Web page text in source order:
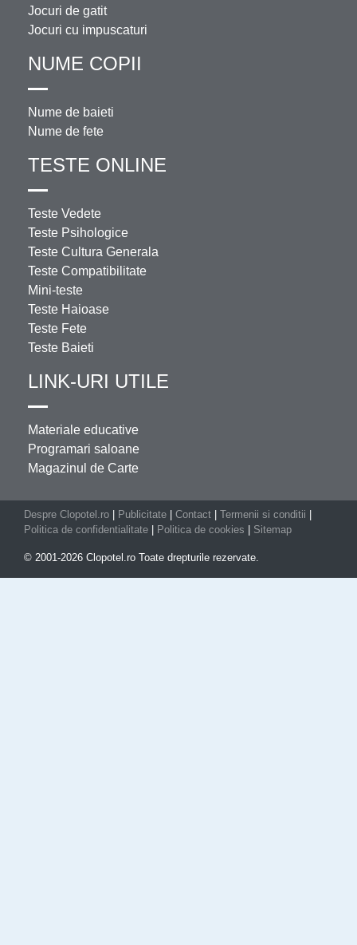
Jocuri de gatit
Jocuri cu impuscaturi
NUME COPII
Nume de baieti
Nume de fete
TESTE ONLINE
Teste Vedete
Teste Psihologice
Teste Cultura Generala
Teste Compatibilitate
Mini-teste
Teste Haioase
Teste Fete
Teste Baieti
LINK-URI UTILE
Materiale educative
Programari saloane
Magazinul de Carte
Despre Clopotel.ro Publicitate Contact Termenii si conditii
Politica de confidentialitate
Politica de cookies Sitemap
© 2001-2026 Clopotel.ro Toate drepturile rezervate.